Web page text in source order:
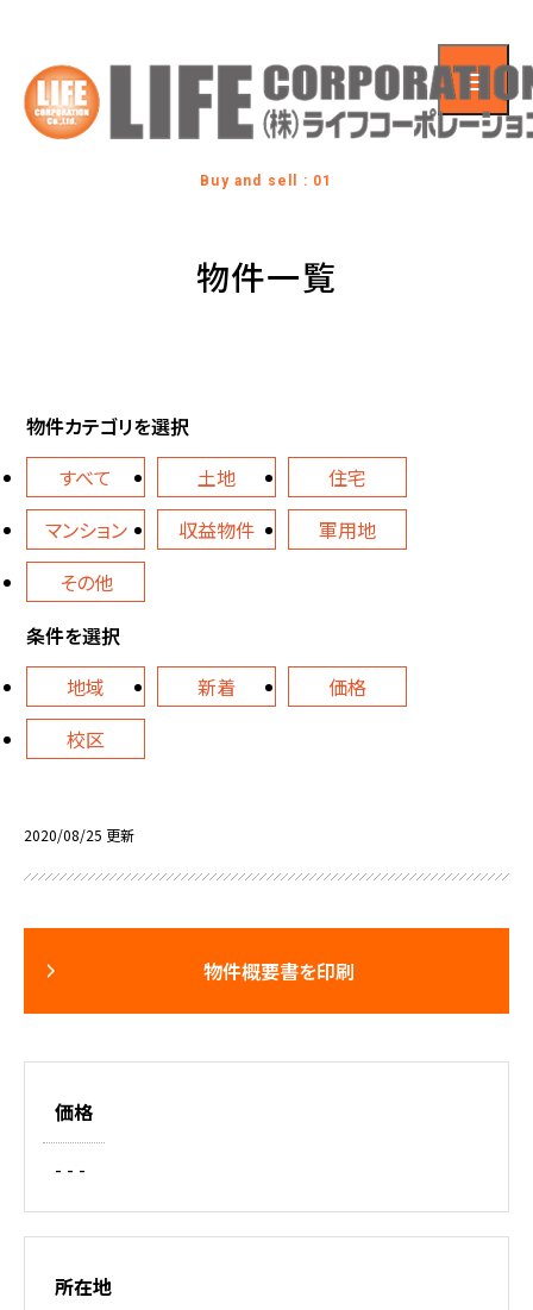
Buy and sell : 01
物件一覧
物件カテゴリを選択
すべて
土地
住宅
マンション
収益物件
軍用地
その他
条件を選択
地域
新着
価格
校区
2020/08/25 更新
物件概要書を印刷
価格
- - -
所在地